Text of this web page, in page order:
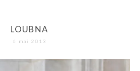
LOUBNA
6 mai 2013